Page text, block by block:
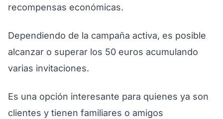
recompensas económicas.
Dependiendo de la campaña activa, es posible
alcanzar o superar los 50 euros acumulando
varias invitaciones.
Es una opción interesante para quienes ya son
clientes y tienen familiares o amigos